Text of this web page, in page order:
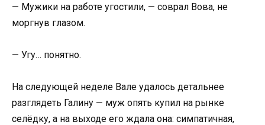
— Мужики на работе угостили, — соврал Вова, не
моргнув глазом.
— Угу… понятно.
На следующей неделе Вале удалось детальнее
разглядеть Галину — муж опять купил на рынке
селёдку, а на выходе его ждала она: симпатичная,